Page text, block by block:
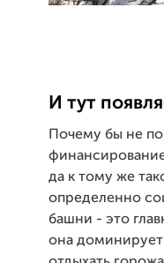
И тут
Почему бы не
да к тому же
определенно
башни - это
она